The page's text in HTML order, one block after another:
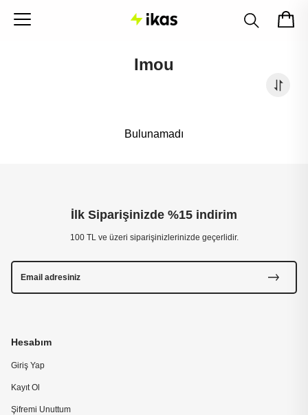
Imou
Bulunamadı
Hesabım
Giriş Yap
Kayıt Ol
Şifremi Unuttum
İlk Siparişinizde %15 indirim
100 TL ve üzeri siparişinizlerinizde geçerlidir.